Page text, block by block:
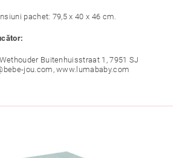
pachet: 79,5 x 40 x 46 cm.
Buitenhuisstraat 1, 7951 SJ
jou.com, www.lumababy.com